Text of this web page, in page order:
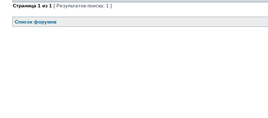
Страница 1 из 1 [ Результатов поиска: 1 ]
Список форумов